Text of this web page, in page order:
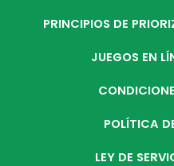
PRINCIPIOS DE
JUEGOS EN
POLÍTICA
LEY DE